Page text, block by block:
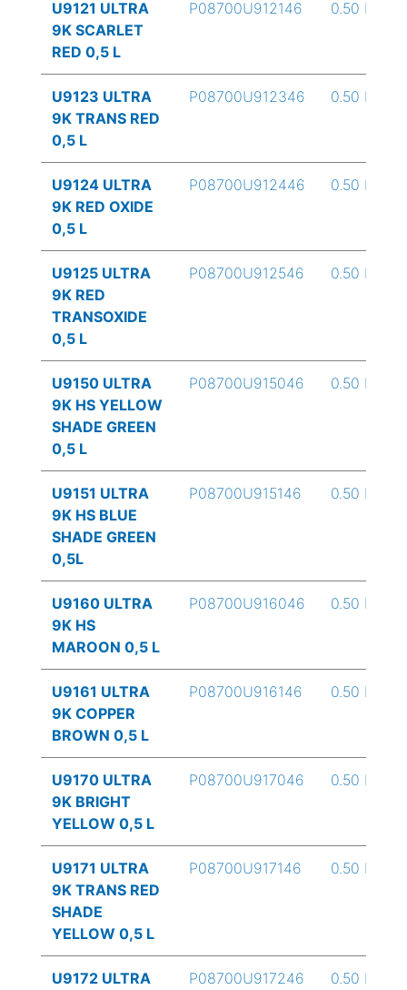
U9121 ULTRA
9K SCARLET
RED 0,5 L
P08700U912146 0.50 L
U9123 ULTRA
9K TRANS RED
0,5 L
P08700U912346 0.50 L
U9124 ULTRA
9K RED OXIDE
0,5 L
P08700U912446 0.50 L
U9125 ULTRA
9K RED
TRANSOXIDE
0,5 L
P08700U912546 0.50 L
U9150 ULTRA
9K HS YELLOW
SHADE GREEN
0,5 L
P08700U915046 0.50 L
U9151 ULTRA
9K HS BLUE
SHADE GREEN
0,5L
P08700U915146 0.50 L
U9160 ULTRA
9K HS
MAROON 0,5 L
P08700U916046 0.50 L
U9161 ULTRA
9K COPPER
BROWN 0,5 L
P08700U916146 0.50 L
U9170 ULTRA
9K BRIGHT
YELLOW 0,5 L
P08700U917046 0.50 L
U9171 ULTRA
9K TRANS RED
SHADE
YELLOW 0,5 L
P08700U917146 0.50 L
U9172 ULTRA P08700U917246 0.50 L